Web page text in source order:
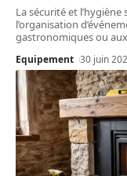
La sécurité et
l’organisation
gastronomiques ou
Equipement 30 juin